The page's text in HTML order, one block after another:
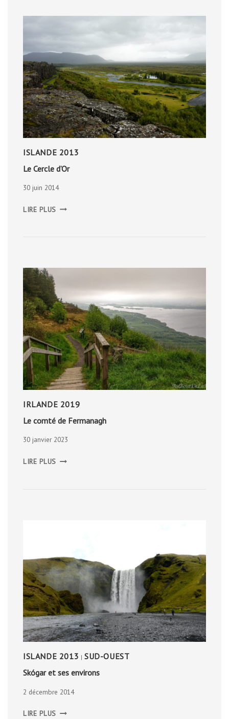
ISLANDE 2013
Le Cercle d’Or
30 juin 2014
LIRE PLUS CERCLE
IRLANDE 2019
Le comté de Fermanagh
30 janvier 2023
LIRE PLUS COMTÉ
ISLANDE 2013 | SUD-OUEST
Skógar et ses environs
2 décembre 2014
LIRE PLUS